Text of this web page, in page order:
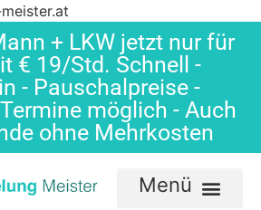
+ LKW jetzt nur für
€ 19/Std. Schnell -
- Pauschalpreise -
möglich - Auch
ohne Mehrkosten